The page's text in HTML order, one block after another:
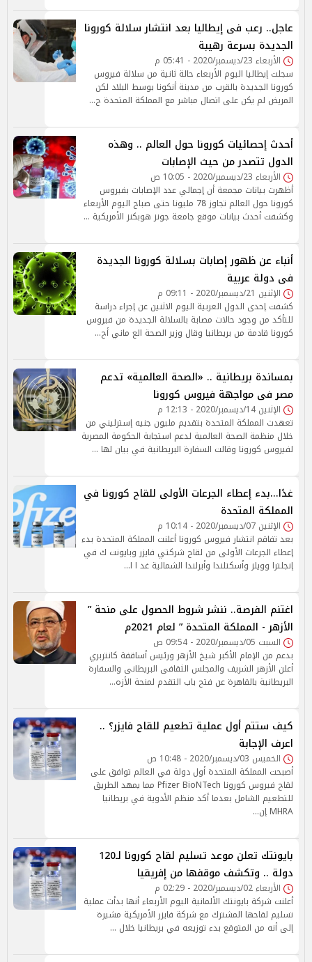
عاجل.. رعب فى إيطاليا بعد انتشار سلالة كورونا
الجديدة بسرعة رهيبة
الأربعاء 23/ديسمبر/2020 - 05:41 م
سجلت إيطاليا اليوم الأربعاء حالة ثانية من سلالة فيروس
كورونا الجديدة بالقرب من مدينة أنكونا بوسط البلاد لكن
المريض لم يكن على اتصال مباشر مع المملكة المتحدة ح…
أحدث إحصائيات كورونا حول العالم .. وهذه
الدول تتصدر من حيث الإصابات
الأربعاء 23/ديسمبر/2020 - 10:05 ص
أظهرت بيانات مجمعة أن إجمالي عدد الإصابات بفيروس
كورونا حول العالم تجاوز 78 مليونا حتى صباح اليوم الأربعاء
وكشفت أحدث بيانات موقع جامعة جونز هوبكنز الأمريكية …
أنباء عن ظهور إصابات بسلالة كورونا الجديدة
فى دولة عربية
الإثنين 21/ديسمبر/2020 - 09:11 م
كشفت إحدى الدول العربية اليوم الاثنين عن إجراء دراسة
للتأكد من وجود حالات مصابة بالسلالة الجديدة من فيروس
كورونا قادمة من بريطانيا وقال وزير الصحة الع ماني أح…
بمساندة بريطانية .. «الصحة العالمية» تدعم
مصر فى مواجهة فيروس كورونا
الإثنين 14/ديسمبر/2020 - 12:13 م
تعهدت المملكة المتحدة بتقديم مليون جنيه إسترليني من
خلال منظمة الصحة العالمية لدعم استجابة الحكومة المصرية
لفيروس كورونا وقالت السفارة البريطانية في بيان لها …
غدًا...بدء إعطاء الجرعات الأولى للقاح كورونا في
المملكة المتحدة
الإثنين 07/ديسمبر/2020 - 10:14 م
بعد تفاقم انتشار فيروس كورونا أعلنت المملكة المتحدة بدء
إعطاء الجرعات الأولى من لقاح شركتي فايزر وبايونت ك في
إنجلترا وويلز وأسكتلندا وأيرلندا الشمالية غد ا ا…
اغتنم الفرصة.. ننشر شروط الحصول على منحة ”
الأزهر - المملكة المتحدة ” لعام 2021م
السبت 05/ديسمبر/2020 - 09:54 ص
بدعم من الإمام الأكبر شيخ الأزهر ورئيس أساقفة كانتربري
أعلن الأزهر الشريف والمجلس الثقافى البريطانى والسفارة
البريطانية بالقاهرة عن فتح باب التقدم لمنحة الأزه…
كيف ستتم أول عملية تطعيم للقاح فايزر؟ ..
اعرف الإجابة
الخميس 03/ديسمبر/2020 - 10:48 ص
أصبحت المملكة المتحدة أول دولة في العالم توافق على
لقاح فيروس كورونا Pfizer BioNTech مما يمهد الطريق
للتطعيم الشامل بعدما أكد منظم الأدوية في بريطانيا
MHRA إن…
بايونتك تعلن موعد تسليم لقاح كورونا لـ120
دولة .. وتكشف موقفها من إفريقيا
الأربعاء 02/ديسمبر/2020 - 02:29 م
أعلنت شركة بايونتك الألمانية اليوم الأربعاء أنها بدأت عملية
تسليم لقاحها المشترك مع شركة فايزر الأمريكية مشيرة
إلى أنه من المتوقع بدء توزيعه في بريطانيا خلال …